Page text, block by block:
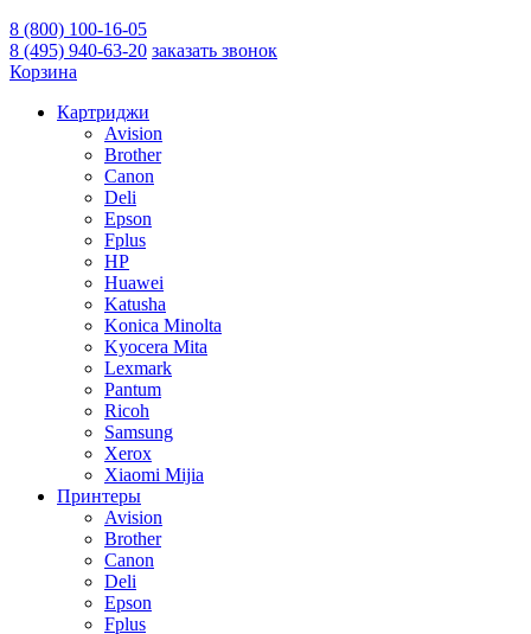
8 (800) 100-16-05
8 (495) 940-63-20 заказать звонок
Корзина
Картриджи
Avision
Brother
Canon
Deli
Epson
Fplus
HP
Huawei
Katusha
Konica Minolta
Kyocera Mita
Lexmark
Pantum
Ricoh
Samsung
Xerox
Xiaomi Mijia
Принтеры
Avision
Brother
Canon
Deli
Epson
Fplus